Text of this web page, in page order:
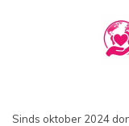
Sinds oktober 2024